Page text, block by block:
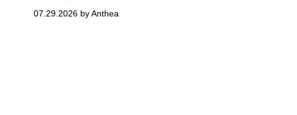
07.29.2026 by Anthea